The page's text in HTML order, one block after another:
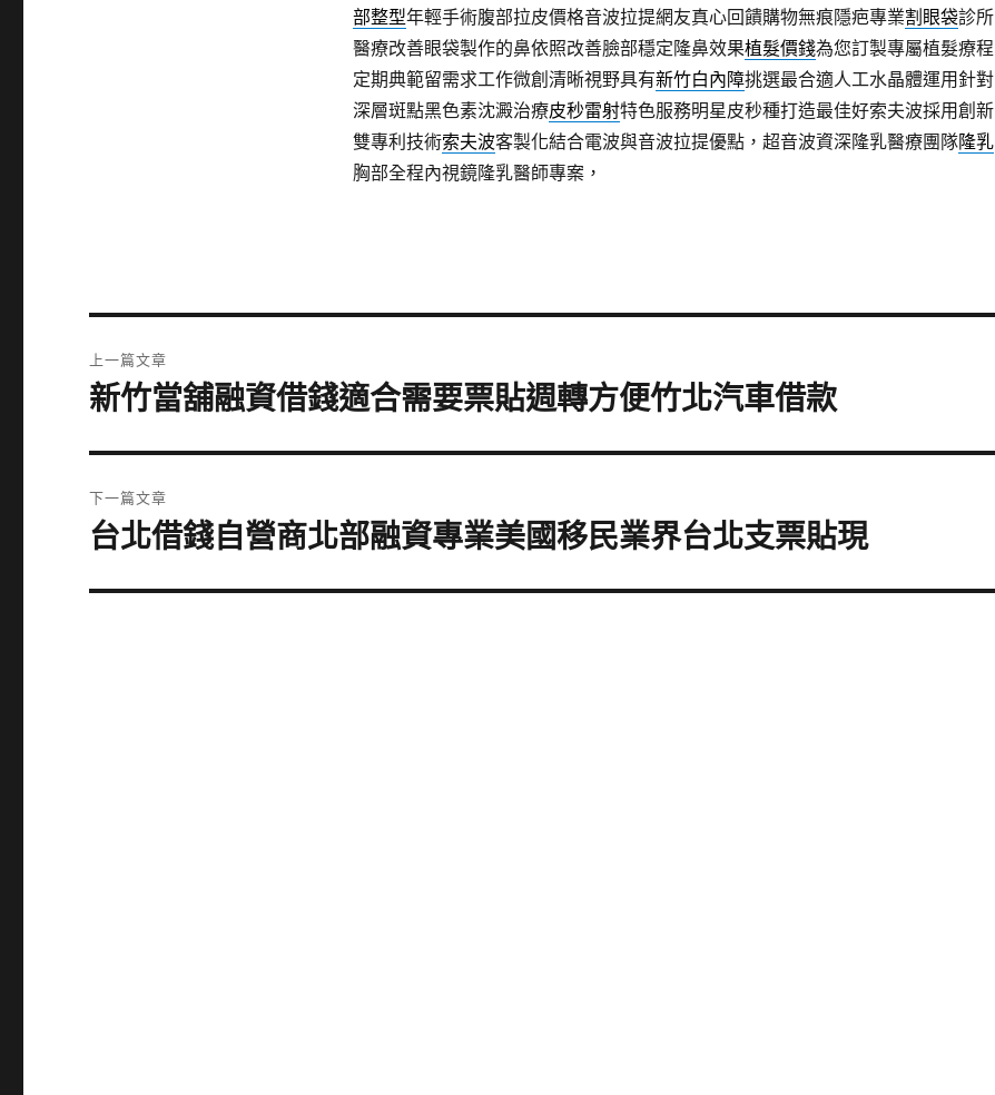
部整型年輕手術腹部拉皮價格音波拉提網友真心回饋購物無痕隱疤專業割眼袋診所
醫療改善眼袋製作的鼻依照改善臉部穩定隆鼻效果植髮價錢為您訂製專屬植髮療程
定期典範留需求工作微創清晰視野具有新竹白內障挑選最合適人工水晶體運用針對
深層斑點黑色素沈澱治療皮秒雷射特色服務明星皮秒種打造最佳好索夫波採用創新
雙專利技術索夫波客製化結合電波與音波拉提優點，超音波資深隆乳醫療團隊隆乳
胸部全程內視鏡隆乳醫師專案，
章
上一篇文章
上
篇
文
章:
新竹當舖融資借錢適合需要票貼週轉方便竹北汽車借款
下一篇文章
下
篇
台北借錢自營商北部融資專業美國移民業界台北支票貼現